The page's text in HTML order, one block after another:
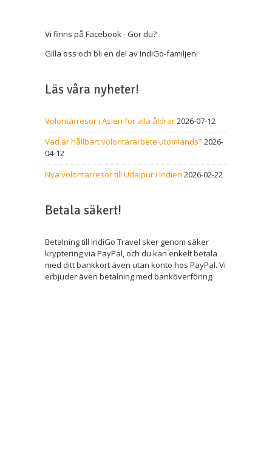
Vi finns på Facebook - Gör du?
Gilla oss och bli en del av IndiGo-familjen!
Läs våra nyheter!
Volontärresor i Asien för alla åldrar2026-07-12
Vad är hållbart volontärarbete utomlands?2026-
04-12
Nya volontärresor till Udaipur i Indien 2026-02-22
Betala säkert!
Betalning till IndiGo Travel sker genom säker
kryptering via PayPal, och du kan enkelt betala
med ditt bankkort även utan konto hos PayPal. Vi
erbjuder även betalning med banköverföring.